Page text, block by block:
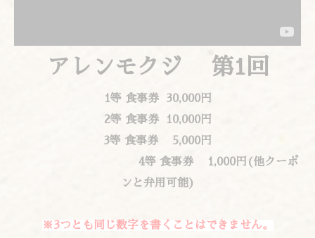
アレンモクジ 第1 回
1等 食事券 30,000円
2等 食事券 10,000円
3等 食事券 5,000 円
4等 食事券 1,000 円 (他ク ーポ
ンと弁用可能)
※3つとも同じ数字を書くことはできません。